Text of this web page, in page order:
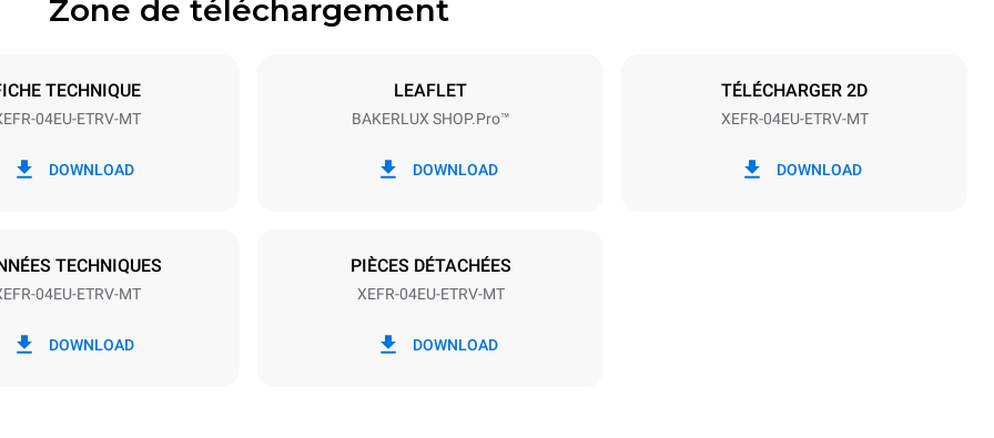
Taille de la plaque
/ 220-240V 3~ / 220-240V
en kWh Émissions de CO2
Zone de téléchargement
TECHNIQUE
04EU-ETRV-MT
DOWNLOAD
LEAFLET
BAKERLUX SHOP.Pro™
DOWNLOAD
TÉLÉCHARGER 2D
XEFR-04EU-ETRV-MT
DOWNLOAD
TECHNIQUES
04EU-ETRV-MT
DOWNLOAD
PIÈCES DÉTACHÉES
XEFR-04EU-ETRV-MT
DOWNLOAD